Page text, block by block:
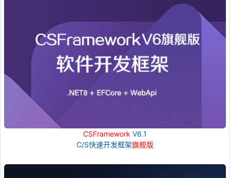
CSFramework V6.1
C/S快速开发框架旗舰版